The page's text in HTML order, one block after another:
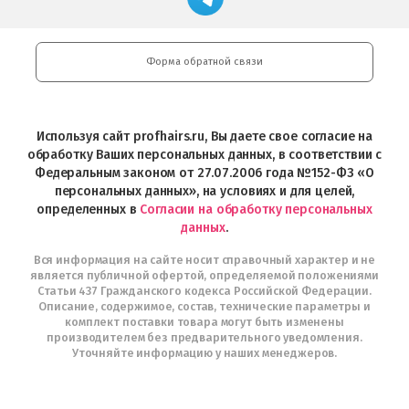
Play
профессиональной
Professional
и
Интернет-
Telegram
Форма обратной связи
Используя сайт profhairs.ru, Вы даете свое согласие на
обработку Ваших персональных данных, в соответствии с
Федеральным законом от 27.07.2006 года №152-ФЗ «О
персональных данных», на условиях и для целей,
определенных в Согласии на обработку персональных
данных.
Вся информация на сайте носит справочный характер и не
является публичной офертой, определяемой положениями
Статьи 437 Гражданского кодекса Российской Федерации.
Описание, содержимое, состав, технические параметры и
комплект поставки товара могут быть изменены
производителем без предварительного уведомления.
Уточняйте информацию у наших менеджеров.